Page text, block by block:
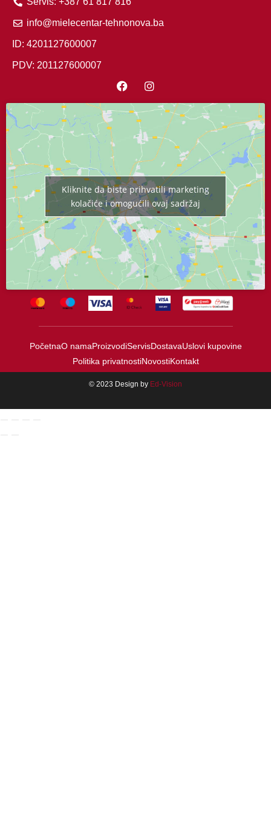
Kliknite da biste prihvatili marketing
kolačiće i omogućili ovaj sadržaj
info@mielecentar-tehnonova.ba
ID: 4201127600007
PDV: 201127600007
PočetnaO namaProizvodiServisDostavaUslovi kupovine
Politika privatnostiNovostiKontakt
© 2023 Design by Ed-Vision